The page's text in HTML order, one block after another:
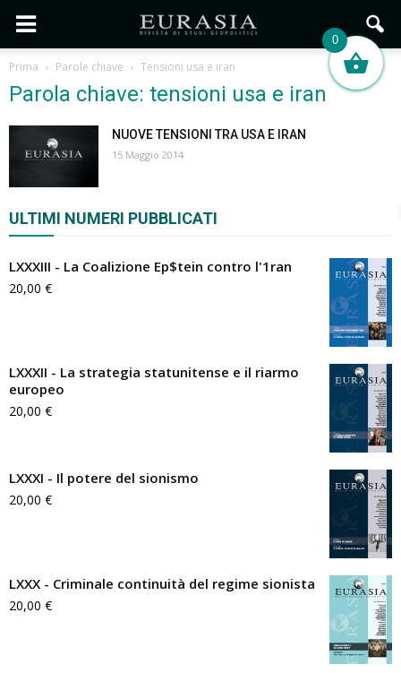
Prima Parole chiave Tensioni usa e iran
Parola chiave: tensioni usa e iran
NUOVE TENSIONI TRA USA E IRAN
15 Maggio 2014
ULTIMI NUMERI PUBBLICATI
LXXXIII - La Coalizione Ep$tein contro l'1ran
20,00 €
LXXXII - La strategia statunitense e il riarmo
europeo
20,00 €
LXXXI - Il potere del sionismo
20,00 €
LXXX - Criminale continuità del regime sionista
20,00 €
0